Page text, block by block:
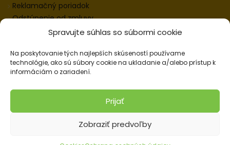
Spravujte súhlas so súbormi cookie
Na poskytovanie tých najlepších skúseností používame
technológie, ako sú súbory cookie na ukladanie a/alebo prístup k
informáciám o zariadení.
Prijať
Zobraziť predvoľby
Reklamačný poriadok
Odstúpenie od zmluvy
Informácie k odstúpeniu
Nastavenie cookies
vyhradené.